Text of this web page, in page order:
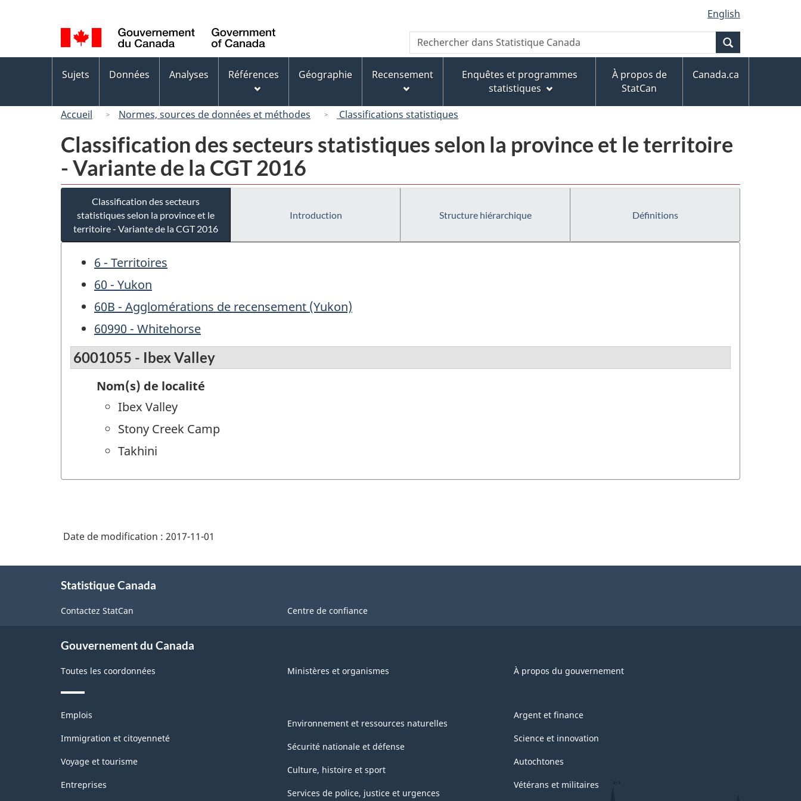
au
contenu
principal
« À
propos
de
ce
version
HTML
simplifiée
de
la
langue
English
Canada
Recherche
Rechercher
dans
Canada
des
Sujets Données Analyses Références Géographie Recensement
Enquêtes et programmes
statistiques
À propos de
StatCan
Canada.ca
Accueil Normes, sources de données et méthodes Classifications statistiques
Classification des secteurs statistiques selon la province et le territoire
- Variante de la CGT 2016
Classification des secteurs
statistiques selon la province et le
territoire - Variante de la CGT 2016
Introduction Structure hiérarchique Définitions
6 - Territoires
60 - Yukon
60B - Agglomérations de recensement (Yukon)
60990 - Whitehorse
6001055 - Ibex Valley
Nom(s) de localité
Ibex Valley
Stony Creek Camp
Takhini
Date de modification : 2017-11-01
Statistique Canada
Contactez StatCan Centre de confiance
Gouvernement du Canada
Toutes les coordonnées Ministères et organismes À propos du gouvernement
Thèmes
sujets
Emplois
Immigration et citoyenneté
Voyage et tourisme
Entreprises
Environnement et ressources naturelles
Sécurité nationale et défense
Culture, histoire et sport
Services de police, justice et urgences
Argent et finance
Science et innovation
Autochtones
Vétérans et militaires